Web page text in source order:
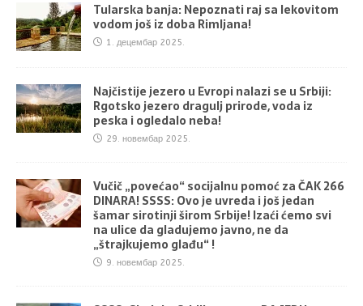
Tularska banja: Nepoznati raj sa lekovitom
vodom još iz doba Rimljana!
1. децембар 2025.
Najčistije jezero u Evropi nalazi se u Srbiji:
Rgotsko jezero dragulj prirode, voda iz
peska i ogledalo neba!
29. новембар 2025.
Vučič „povećao“ socijalnu pomoć za ČAK 266
DINARA! SSSS: Ovo je uvreda i još jedan
šamar sirotinji širom Srbije! Izaći ćemo svi
na ulice da gladujemo javno, ne da
„štrajkujemo glađu“ !
9. новембар 2025.